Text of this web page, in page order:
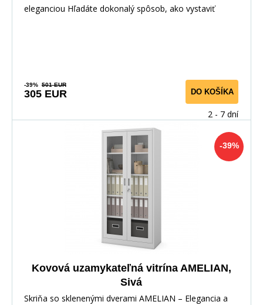
eleganciou Hľadáte dokonalý spôsob, ako vystaviť
-39% 501 EUR
305 EUR DO KOŠÍKA
2 - 7 dní
-39%
Kovová uzamykateľná vitrína AMELIAN,
Sivá
Skriňa so sklenenými dverami AMELIAN – Elegancia a